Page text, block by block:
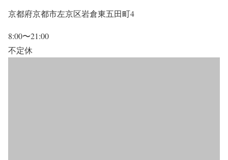
京都府京都市左京区岩倉東五田町4
8:00〜21:00
不定休